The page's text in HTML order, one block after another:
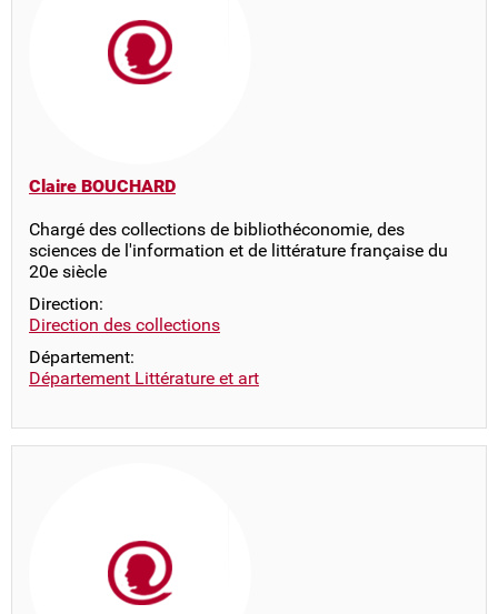
Claire BOUCHARD
Chargé des collections de bibliothéconomie, des
sciences de l'information et de littérature française du
20e siècle
Direction:
Direction des collections
Département:
Département Littérature et art